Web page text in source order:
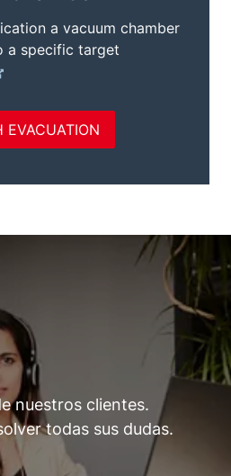
nuestros clientes.
todas sus dudas.